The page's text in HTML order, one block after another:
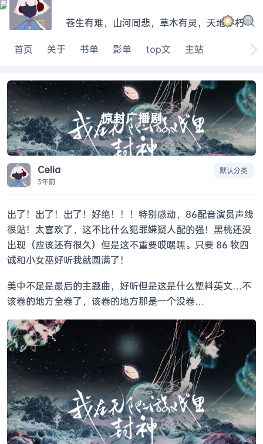
苍生有难，山河同悲，草木有灵，天地不朽|
首页
关于 书单 影单 top文 主站
惊封广播剧
Celia
3年前
默认分类
出了！出了！出了！好绝！！！特别感动，86配音演员声线
很贴！太喜欢了，这不比什么犯罪嫌疑人配的强！黑桃还没
出现（应该还有很久）但是这不重要哎嘿嘿。只要 86 牧四
诚和小女巫好听我就圆满了！
美中不足是最后的主题曲，好听但是这是什么塑料英文…不
该卷的地方全卷了，该卷的地方那是一个没卷…